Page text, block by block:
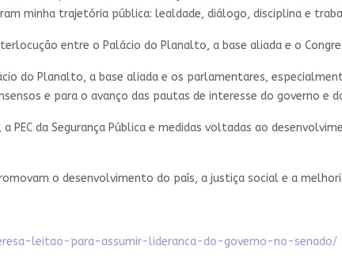
minha trajetória pública: lealdade, diálogo, disciplina e
entre o Palácio do Planalto, a base aliada e o
do Planalto, a base aliada e os parlamentares,
e para o avanço das pautas de interesse do governo e
PEC da Segurança Pública e medidas voltadas ao
o desenvolvimento do país, a justiça social e a
leitao-para-assumir-lideranca-do-governo-no-senado/